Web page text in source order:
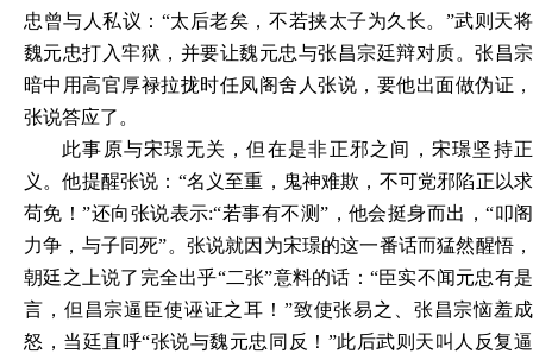
忠曾与人私议：“太后老矣，不若挟太子为久长。”武则天将
魏元忠打入牢狱，并要让魏元忠与张昌宗廷辩对质。张昌宗
暗中用高官厚禄拉拢时任凤阁舍人张说，要他出面做伪证，
张说答应了。
此事原与宋璟无关，但在是非正邪之间，宋璟坚持正
义。他提醒张说：“名义至重，鬼神难欺，不可党邪陷正以求
苟免！”还向张说表示:“若事有不测”，他会挺身而出，“叩阁
力争，与子同死”。张说就因为宋璟的这一番话而猛然醒悟，
朝廷之上说了完全出乎“二张”意料的话：“臣实不闻元忠有是
言，但昌宗逼臣使诬证之耳！”致使张易之、张昌宗恼羞成
怒，当廷直呼“张说与魏元忠同反！”此后武则天叫人反复逼